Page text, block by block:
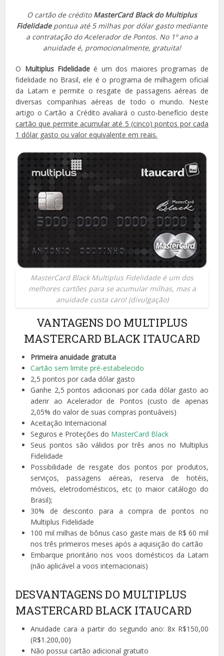
O cartão de crédito MasterCard Black do Multiplus
Fidelidadepontua até 5 milhas por dólar gasto mediante
a contratação do Acelerador de Pontos. No 1º ano a
anuidade é, promocionalmente, gratuita!
O Multiplus Fidelidadeé um dos maiores programas de
fidelidade no Brasil, ele é o programa de milhagem oficial
da Latam e permite o resgate de passagens aéreas de
diversas companhias aéreas de todo o mundo. Neste
artigo o Cartão a Crédito avaliará o custo-benefício deste
cartão que permite acumular até 5 (cinco) pontos por cada
1 dólar gasto ou valor equivalente em reais.
MasterCard Black Multiplus Fidelidade é um dos
melhores cartões para se acumular milhas, mas a
anuidade custa caro! (divulgação)
VANTAGENS DO MULTIPLUS
MASTERCARD BLACK ITAUCARD
Primeira anuidade gratuita
Cartão sem limite pré-estabelecido
2,5 pontos por cada dólar gasto
Ganhe 2,5 pontos adicionais por cada dólar gasto ao
aderir ao Acelerador de Pontos (custo de apenas
2,05% do valor de suas compras pontuáveis)
Aceitação Internacional
Seguros e Proteções do MasterCard Black
Seus pontos são válidos por três anos no Multiplus
Fidelidade
Possibilidade de resgate dos pontos por produtos,
serviços, passagens aéreas, reserva de hotéis,
móveis, eletrodomésticos, etc (o maior catálogo do
Brasil);
30% de desconto para a compra de pontos no
Multiplus Fidelidade
100 mil milhas de bônus caso gaste mais de R$ 60 mil
nos três primeiros meses após a aquisição do cartão
Embarque prioritário nos voos domésticos da Latam
(não aplicável a voos internacionais)
DESVANTAGENS DO MULTIPLUS
MASTERCARD BLACK ITAUCARD
Anuidade cara a partir do segundo ano: 8x R$150,00
(R$1.200,00)
Não possui cartão adicional gratuito